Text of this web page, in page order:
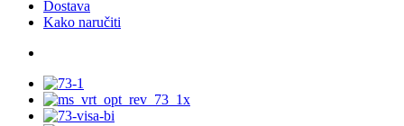
Dostava
Kako naručiti